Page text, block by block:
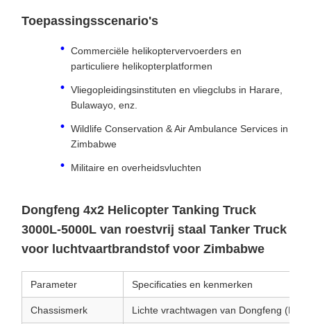
Toepassingsscenario's
Commerciële helikoptervervoerders en
particuliere helikopterplatformen
Vliegopleidingsinstituten en vliegclubs in Harare,
Bulawayo, enz.
Wildlife Conservation & Air Ambulance Services in
Zimbabwe
Militaire en overheidsvluchten
Dongfeng 4x2 Helicopter Tanking Truck
3000L-5000L van roestvrij staal Tanker Truck
voor luchtvaartbrandstof voor Zimbabwe
Parameter Specificaties en kenmerken
Chassismerk Lichte vrachtwagen van Dongfeng